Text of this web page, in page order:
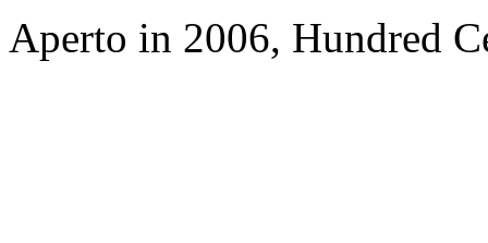
Aperto in 2006, Hundred